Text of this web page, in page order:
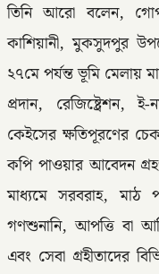
তিনি আরো বলেন,
কাশিয়ানী, মুকসুদপুর
২৭মে পর্যন্ত ভূমি মেলায়
প্রদান, রেজিষ্ট্রেশন,
কেইসের ক্ষতিপূরণের
কপি পাওয়ার আবেদন
মাধ্যমে সরবরাহ, মাঠ
গণশুনানি, আপত্তি বা
এবং সেবা গ্রহীতাদের